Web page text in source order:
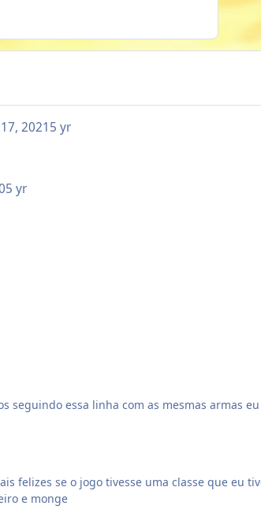
20215 yr
5 yr
este tópico e assim este conteúdo ficar
essa linha com as mesmas armas
felizes se o jogo tivesse uma classe que eu
e monge